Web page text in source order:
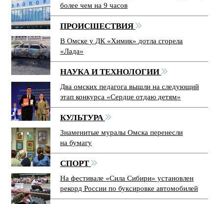
более чем на 9 часов
ПРОИСШЕСТВИЯ
В Омске у ДК «Химик» дотла сгорела
«Лада»
НАУКА И ТЕХНОЛОГИИ
Два омских педагога вышли на следующий
этап конкурса «Сердце отдаю детям»
КУЛЬТУРА
Знаменитые муралы Омска перенесли
на бумагу
СПОРТ
На фестивале «Сила Сибири» установлен
рекорд России по буксировке автомобилей